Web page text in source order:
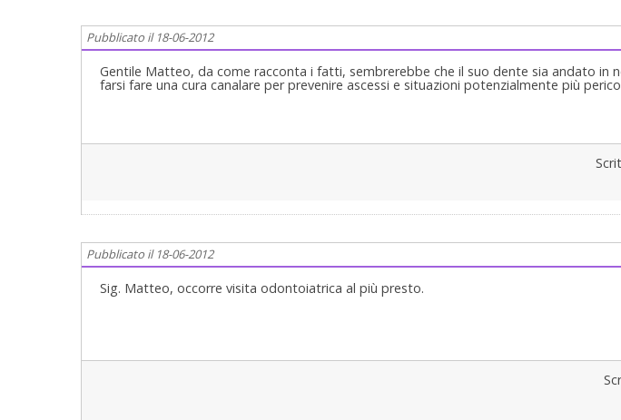
Pubblicato il 18-06-2012
Gentile Matteo, da come racconta i fatti, sembrerebbe che il suo dente sia andato in
farsi fare una cura canalare per prevenire ascessi e situazioni potenzialmente più
Pubblicato il 18-06-2012
Sig. Matteo, occorre visita odontoiatrica al più presto.